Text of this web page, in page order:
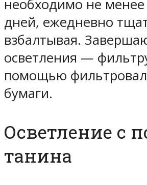
необходимо не
дней, ежедневно
взбалтывая.
осветления —
помощью
бумаги.
Осветление с
танина